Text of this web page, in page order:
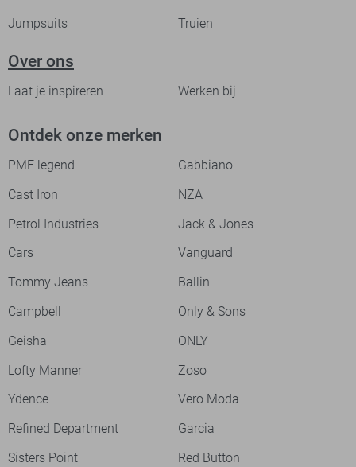
Jumpsuits
Truien
Over ons
Laat je inspireren Werken bij
Ontdek onze merken
PME legend
Gabbiano
Cast Iron
NZA
Petrol Industries
Jack & Jones
Cars
Vanguard
Tommy Jeans
Ballin
Campbell
Only & Sons
Geisha
ONLY
Lofty Manner
Zoso
Ydence
Vero Moda
Refined Department
Garcia
Sisters Point
Red Button